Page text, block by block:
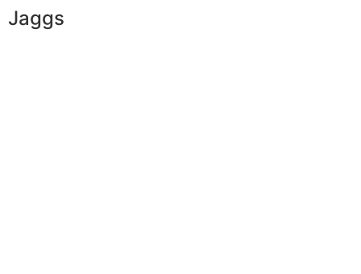
Jaggs